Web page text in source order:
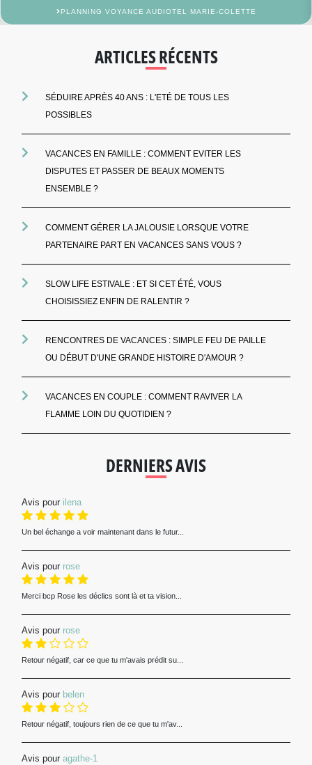
PLANNING VOYANCE AUDIOTEL MARIE-COLETTE
ARTICLES RÉCENTS
SÉDUIRE APRÈS 40 ANS : L'ETÉ DE TOUS LES
POSSIBLES
VACANCES EN FAMILLE : COMMENT EVITER LES
DISPUTES ET PASSER DE BEAUX MOMENTS
ENSEMBLE ?
COMMENT GÉRER LA JALOUSIE LORSQUE VOTRE
PARTENAIRE PART EN VACANCES SANS VOUS ?
SLOW LIFE ESTIVALE : ET SI CET ÉTÉ, VOUS
CHOISISSIEZ ENFIN DE RALENTIR ?
RENCONTRES DE VACANCES : SIMPLE FEU DE PAILLE
OU DÉBUT D'UNE GRANDE HISTOIRE D'AMOUR ?
VACANCES EN COUPLE : COMMENT RAVIVER LA
FLAMME LOIN DU QUOTIDIEN ?
DERNIERS AVIS
Avis pour ilena
Un bel échange a voir maintenant dans le futur...
Avis pour rose
Merci bcp Rose les déclics sont là et ta vision...
Avis pour rose
Retour négatif, car ce que tu m'avais prédit su...
Avis pour belen
Retour négatif, toujours rien de ce que tu m'av...
Avis pour agathe-1